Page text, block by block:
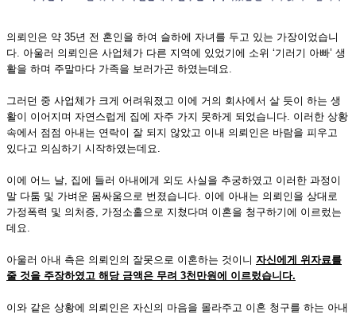
의뢰인은 약 35년 전 혼인을 하여 슬하에 자녀를 두고 있는 가장이었습니
다. 아울러 의뢰인은 사업체가 다른 지역에 있었기에 소위 ‘기러기 아빠’ 생
활을 하며 주말마다 가족을 보러가곤 하였는데요.
그러던 중 사업체가 크게 어려워졌고 이에 거의 회사에서 살 듯이 하는 생
활이 이어지며 자연스럽게 집에 자주 가지 못하게 되었습니다. 이러한 상황
속에서 점점 아내는 연락이 잘 되지 않았고 이내 의뢰인은 바람을 피우고
있다고 의심하기 시작하였는데요.
이에 어느 날, 집에 들러 아내에게 외도 사실을 추궁하였고 이러한 과정이
말 다툼 및 가벼운 몸싸움으로 번졌습니다. 이에 아내는 의뢰인을 상대로
가정폭력 및 의처증, 가정소홀으로 지쳤다며 이혼을 청구하기에 이르렀는
데요.
아울러 아내 측은 의뢰인의 잘못으로 이혼하는 것이니 자신에게 위자료를
줄 것을 주장하였고 해당 금액은 무려 3천만원에 이르렀습니다.
이와 같은 상황에 의뢰인은 자신의 마음을 몰라주고 이혼 청구를 하는 아내